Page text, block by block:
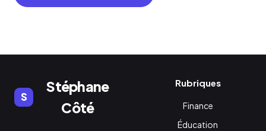
S
Stéphane
Côté
Rubriques
Finance
Éducation